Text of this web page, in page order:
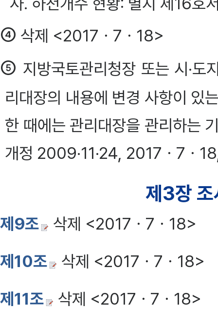
④ 삭제 <2017ㆍ7ㆍ18>
⑤ 지방국토관리청장 또는 시·도
리대장의 내용에 변경 사항이 있
한 때에는 관리대장을 관리하는
개정 2009·11·24, 2017ㆍ7ㆍ
제3장 조
제9조
삭제 <2017ㆍ7ㆍ18>
제10조
삭제 <2017ㆍ7ㆍ18>
제11조
삭제 <2017ㆍ7ㆍ18>